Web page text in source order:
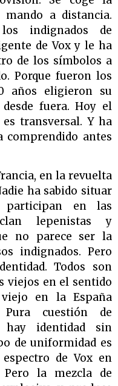
a distancia.
indignados de
de Vox y le ha
de los símbolos a
Porque fueron los
años eligieron su
fuera. Hoy el
transversal. Y ha
comprendido antes
en la revuelta
ha sabido situar
participan en las
lepenistas y
no parece ser la
indignados. Pero
Todos son
viejos en el sentido
en la España
Pura cuestión de
identidad sin
de uniformidad es
de Vox en
Pero la mezcla de